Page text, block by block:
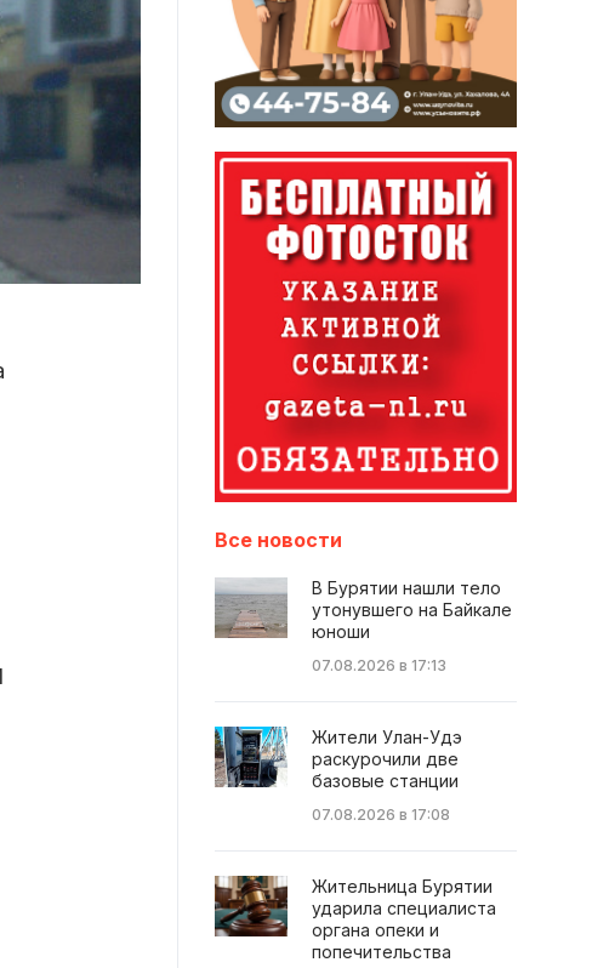
Все новости
В Бурятии нашли тело
утонувшего на Байкале
юноши
07.08.2026 в 17:13
Жители Улан-Удэ
раскурочили две
базовые станции
07.08.2026 в 17:08
Жительница Бурятии
ударила специалиста
органа опеки и
попечительства